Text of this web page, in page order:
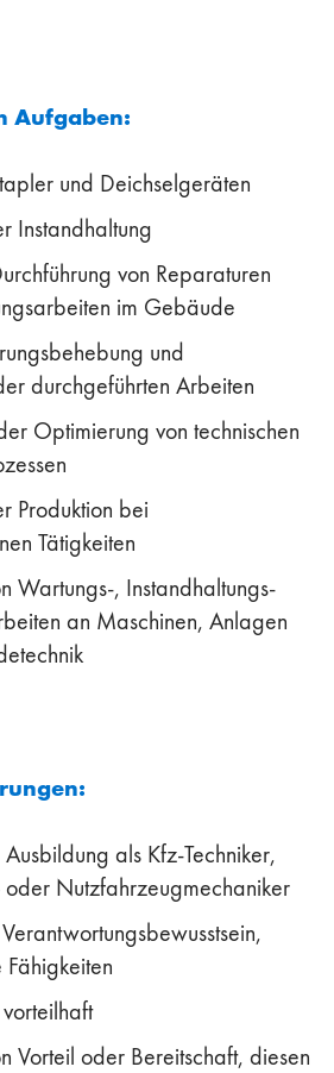
Aufgaben:
und Deichselgeräten
Instandhaltung
von Reparaturen
im Gebäude
und
durchgeführten Arbeiten
Optimierung von technischen
Produktion bei
Tätigkeiten
Wartungs-, Instandhaltungs-
an Maschinen, Anlagen
als Kfz-Techniker,
oder Nutzfahrzeugmechaniker
Vorteil oder Bereitschaft, diesen